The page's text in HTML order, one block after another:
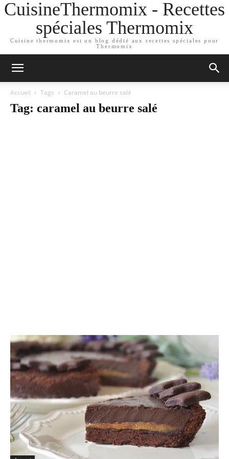
CuisineThermomix - Recettes
spéciales Thermomix
Cuisine thermomix est un blog dédié aux recettes spéciales pour
Thermomix
Accueil Tags Caramel au beurre salé
Tag: caramel au beurre salé